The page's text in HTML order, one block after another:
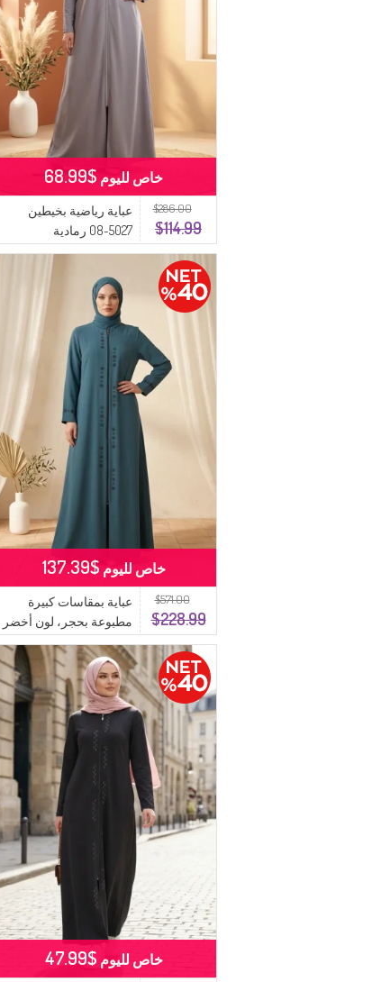
$286.00
$114.99
عباية رياضية بخيطين
5027-08 رمادية
خاص لليوم $68.99
$571.00
$228.99
عباية بمقاسات كبيرة
مطبوعة بحجر، لون أخضر
فاتح، رقم الموديل 6007-
08
خاص لليوم $137.39
خاص لليوم $47.99